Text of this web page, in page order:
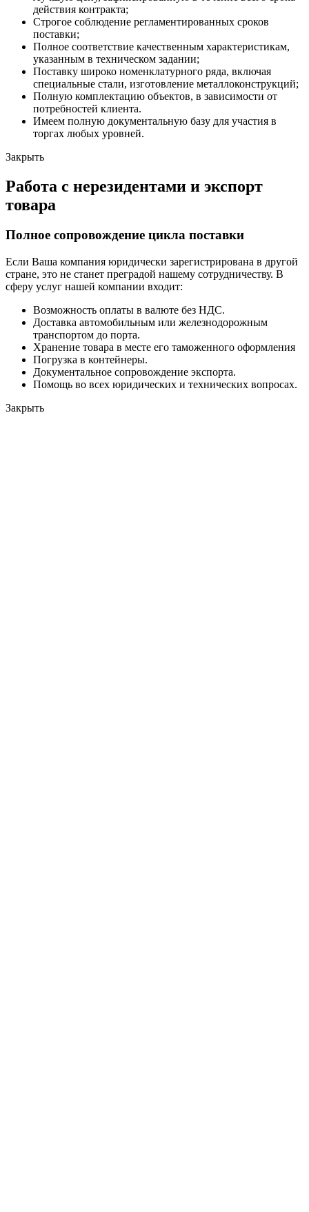
действия контракта;
Строгое соблюдение регламентированных сроков
поставки;
Полное соответствие качественным характеристикам,
указанным в техническом задании;
Поставку широко номенклатурного ряда, включая
специальные стали, изготовление металлоконструкций;
Полную комплектацию объектов, в зависимости от
потребностей клиента.
Имеем полную документальную базу для участия в
торгах любых уровней.
Закрыть
Работа с нерезидентами и экспорт
товара
Полное сопровождение цикла поставки
Если Ваша компания юридически зарегистрирована в другой
стране, это не станет преградой нашему сотрудничеству. В
сферу услуг нашей компании входит:
Возможность оплаты в валюте без НДС.
Доставка автомобильным или железнодорожным
транспортом до порта.
Хранение товара в месте его таможенного оформления
Погрузка в контейнеры.
Документальное сопровождение экспорта.
Помощь во всех юридических и технических вопросах.
Закрыть